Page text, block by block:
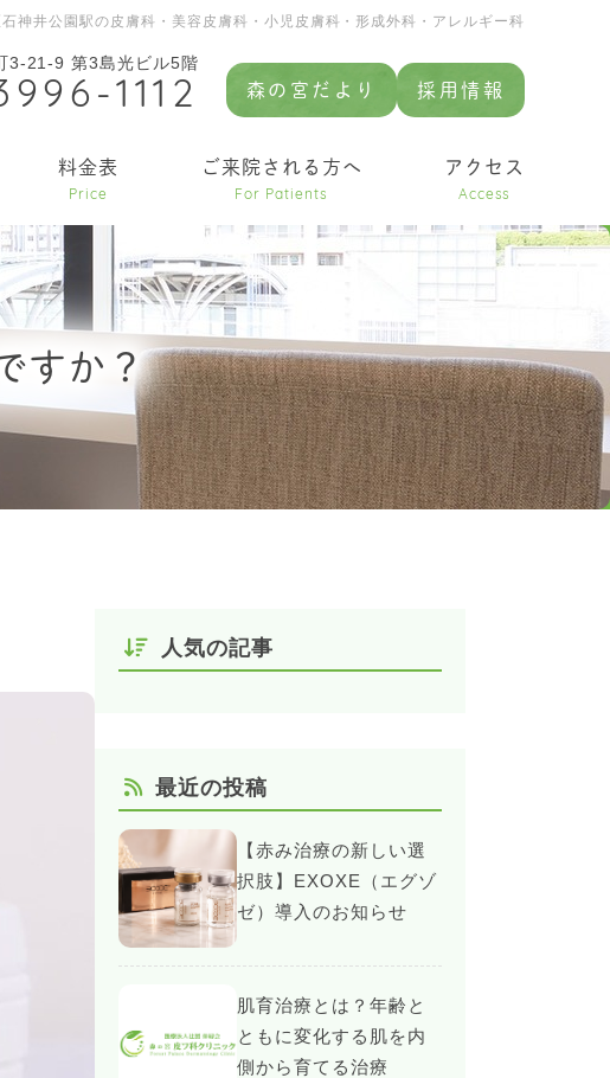
森の宮だより 採用情報
井公園駅の皮膚科・美容皮膚科・小児皮膚科・形成外科・アレルギー科
3-21-9 第3島光ビル5階
1112
料金表
Price
ご来院される方へ
For Patients
アクセス
Access
すか？
人気の記事
最近の投稿
【赤み治療の新しい選
択肢】EXOXE（エグゾ
ゼ）導入のお知らせ
肌育治療とは？年齢と
ともに変化する肌を内
側から育てる治療